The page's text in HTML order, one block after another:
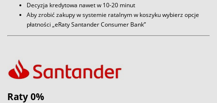
Decyzja kredytowa nawet w 10-20 minut
Aby zrobić zakupy w systemie ratalnym w koszyku wybierz opcje
płatności „eRaty Santander Consumer Bank”
Raty 0%